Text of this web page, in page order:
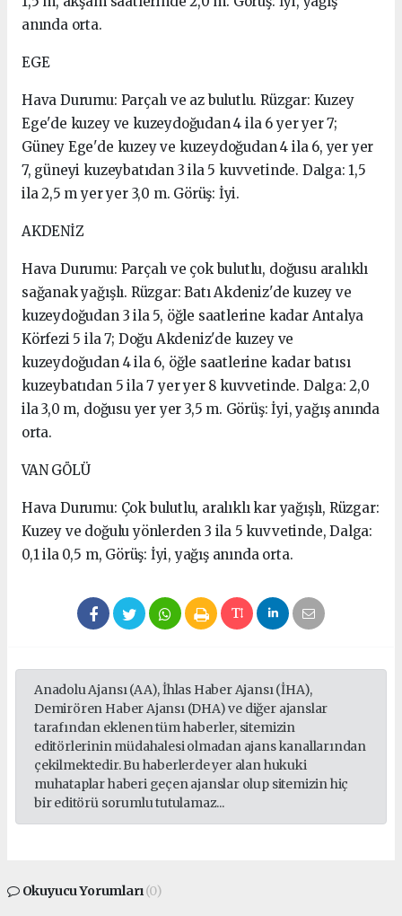
anında orta.
EGE
Hava Durumu: Parçalı ve az bulutlu. Rüzgar: Kuzey
Ege'de kuzey ve kuzeydoğudan 4 ila 6 yer yer 7;
Güney Ege'de kuzey ve kuzeydoğudan 4 ila 6, yer yer
7, güneyi kuzeybatıdan 3 ila 5 kuvvetinde. Dalga: 1,5
ila 2,5 m yer yer 3,0 m. Görüş: İyi.
AKDENİZ
Hava Durumu: Parçalı ve çok bulutlu, doğusu aralıklı
sağanak yağışlı. Rüzgar: Batı Akdeniz'de kuzey ve
kuzeydoğudan 3 ila 5, öğle saatlerine kadar Antalya
Körfezi 5 ila 7; Doğu Akdeniz'de kuzey ve
kuzeydoğudan 4 ila 6, öğle saatlerine kadar batısı
kuzeybatıdan 5 ila 7 yer yer 8 kuvvetinde. Dalga: 2,0
ila 3,0 m, doğusu yer yer 3,5 m. Görüş: İyi, yağış anında
orta.
VAN GÖLÜ
Hava Durumu: Çok bulutlu, aralıklı kar yağışlı, Rüzgar:
Kuzey ve doğulu yönlerden 3 ila 5 kuvvetinde, Dalga:
0,1 ila 0,5 m, Görüş: İyi, yağış anında orta.
Anadolu Ajansı (AA), İhlas Haber Ajansı (İHA),
Demirören Haber Ajansı (DHA) ve diğer ajanslar
tarafından eklenen tüm haberler, sitemizin
editörlerinin müdahalesi olmadan ajans kanallarından
çekilmektedir. Bu haberlerde yer alan hukuki
muhataplar haberi geçen ajanslar olup sitemizin hiç
bir editörü sorumlu tutulamaz...
Okuyucu Yorumları(0)